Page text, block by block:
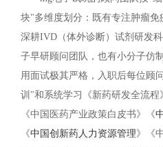
块"多维度划分：既有专注肿瘤
深耕IVD（体外诊断）试剂研发
子早研顾问团队，也有小分子仿
用面试极其严格，入职后每位顾
训"和系统学习《新药研发全流程
《中国医药产业政策白皮书》《
《中国创新药人力资源管理》《